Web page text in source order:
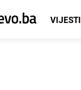
VIJESTI